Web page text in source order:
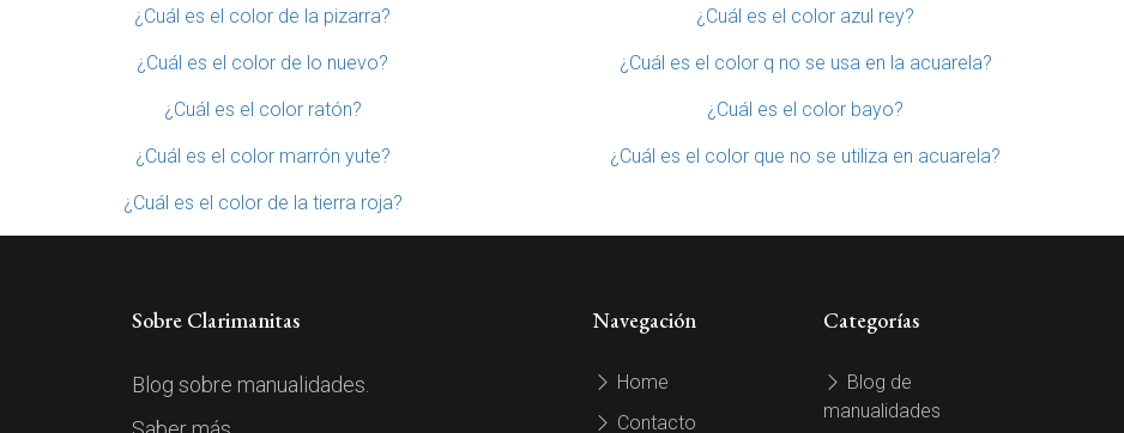
¿Cuál es el color de la pizarra? ¿Cuál es el color azul rey?
¿Cuál es el color de lo nuevo? ¿Cuál es el color q no se usa en la acuarela?
¿Cuál es el color ratón? ¿Cuál es el color bayo?
¿Cuál es el color marrón yute? ¿Cuál es el color que no se utiliza en acuarela?
¿Cuál es el color de la tierra roja?
Sobre Clarimanitas
Blog sobre manualidades.
Navegación
Home
Contacto
Categorías
Blog de
manualidades